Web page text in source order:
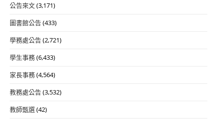
公告來文(3,171)
圖書館公告(433)
學務處公告(2,721)
學生事務(6,433)
家長事務(4,564)
教務處公告(3,532)
教師甄選(42)